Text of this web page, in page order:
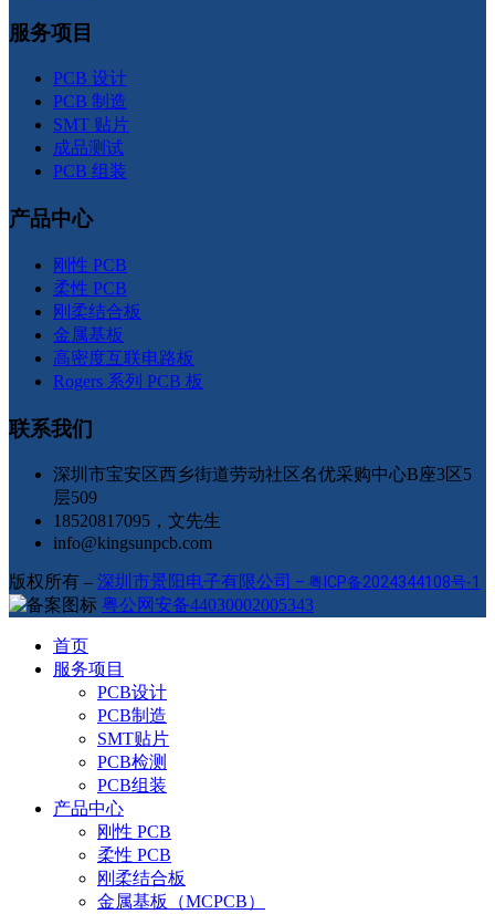
服务项目
PCB 设计
PCB 制造
SMT 贴片
成品测试
PCB 组装
产品中心
刚性 PCB
柔性 PCB
刚柔结合板
金属基板
高密度互联电路板
Rogers 系列 PCB 板
联系我们
深圳市宝安区西乡街道劳动社区名优采购中心B座3区5
层509
18520817095，文先生
info@kingsunpcb.com
版权所有 – 深圳市景阳电子有限公司 – 粤ICP备2024344108号-1
粤公网安备44030002005343
首页
服务项目
PCB设计
PCB制造
SMT贴片
PCB检测
PCB组装
产品中心
刚性 PCB
柔性 PCB
刚柔结合板
金属基板（MCPCB）